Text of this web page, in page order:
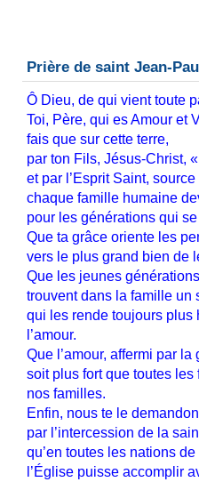
Prière de saint Jean-
Ô Dieu, de qui vient toute
Toi, Père, qui es Amour et
fais que sur cette terre,
par ton Fils, Jésus-Christ,
et par l’Esprit Saint,
chaque famille humaine
pour les générations qui
Que ta grâce oriente les
vers le plus grand bien de
Que les jeunes générations
trouvent dans la famille un
qui les rende toujours plus
l’amour.
Que l’amour, affermi par
soit plus fort que toutes
nos familles.
Enfin, nous te le
par l’intercession de la
qu’en toutes les nations de
l’Église puisse accomplir